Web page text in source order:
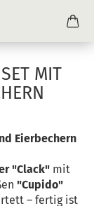
MIT
Eierbechern
"Clack"mit
"Cupido"
– fertig ist